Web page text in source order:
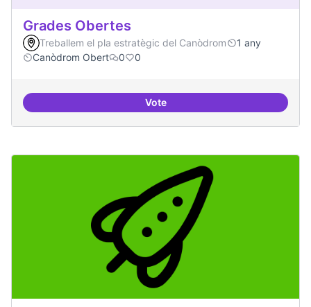
Grades Obertes
Treballem el pla estratègic del Canòdrom
1 any
Canòdrom Obert
0 0
VoteGrades Obertes